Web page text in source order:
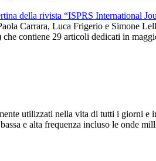
Carrara, Luca Frigerio e Simone
contiene 29 articoli dedicati in
utilizzati nella vita di tutti i giorni
e alta frequenza incluso le onde